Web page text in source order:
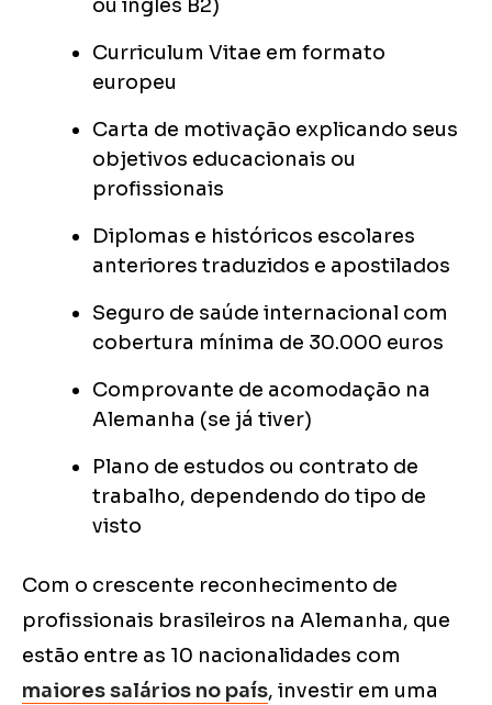
ou inglês B2)
Curriculum Vitae em formato
europeu
Carta de motivação explicando seus
objetivos educacionais ou
profissionais
Diplomas e históricos escolares
anteriores traduzidos e apostilados
Seguro de saúde internacional com
cobertura mínima de 30.000 euros
Comprovante de acomodação na
Alemanha (se já tiver)
Plano de estudos ou contrato de
trabalho, dependendo do tipo de
visto
Com o crescente reconhecimento de
profissionais brasileiros na Alemanha, que
estão entre as 10 nacionalidades com
maiores salários no país, investir em uma